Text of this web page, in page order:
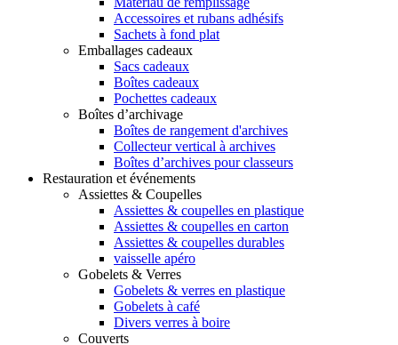
Accessoires et rubans adhésifs
Sachets à fond plat
Emballages cadeaux
Sacs cadeaux
Boîtes cadeaux
Pochettes cadeaux
Boîtes d’archivage
Boîtes de rangement d'archives
Collecteur vertical à archives
Boîtes d’archives pour classeurs
Restauration et événements
Assiettes & Coupelles
Assiettes & coupelles en plastique
Assiettes & coupelles en carton
Assiettes & coupelles durables
vaisselle apéro
Gobelets & Verres
Gobelets & verres en plastique
Gobelets à café
Divers verres à boire
Couverts